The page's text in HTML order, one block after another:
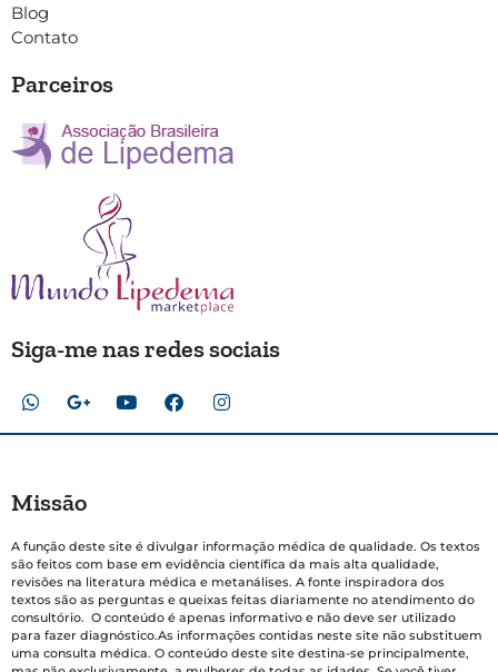
Blog
Contato
Parceiros
Siga-me nas redes sociais
Missão
A função deste site é divulgar informação médica de qualidade. Os textos
são feitos com base em evidência científica da mais alta qualidade,
revisões na literatura médica e metanálises. A fonte inspiradora dos
textos são as perguntas e queixas feitas diariamente no atendimento do
consultório. O conteúdo é apenas informativo e não deve ser utilizado
para fazer diagnóstico.As informações contidas neste site não substituem
uma consulta médica. O conteúdo deste site destina-se principalmente,